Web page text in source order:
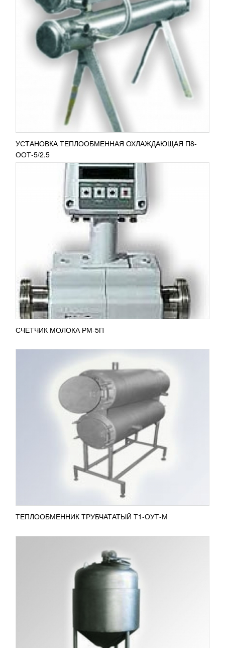
УСТАНОВКА ТЕПЛООБМЕННАЯ ОХЛАЖДАЮЩАЯ П8-
ООТ-5/2.5
СЧЕТЧИК МОЛОКА РМ-5П
82 693RUB
Счетчик молока РМ-5П используется для
измерения массового расхода и объема
электропроводящих жидкостей в пищевой
промышленности. Упрощает процесс...
ПОДРОБНЕЕ
СЧЕТЧИК МОЛОКА РМ-5П
ТЕПЛООБМЕННИК ТРУБЧАТАТЫЙ Т1-ОУТ-
Теплообменник трубчатый Т1-ОУТ-М интенсивно
используется для нагрева и охлаждения
продукции с высокой вязкостью. Так же
применяется для пастеризации...
ПОДРОБНЕЕ
ТЕПЛООБМЕННИК ТРУБЧАТАТЫЙ Т1-ОУТ-М
ЕМКОСТЬ ТЕХНОЛОГИЧЕСКАЯ П8-
БМШ-1000
RUB
Емкость технологическая П8-БМШ-1000 широко
используется в пищевой промышленности.
Резервуар, объемом 1000 л, предназначен для
тепловой обработки...
ПОДРОБНЕЕ
УСТАНОВКА ПАСТЕРИЗАЦИОННАЯ
ТРУБЧАТАЯ Т1-ОУТ-М
имеет широкий спектр применений. Она
применяется при пастеризации молочных
продуктов, для производства...